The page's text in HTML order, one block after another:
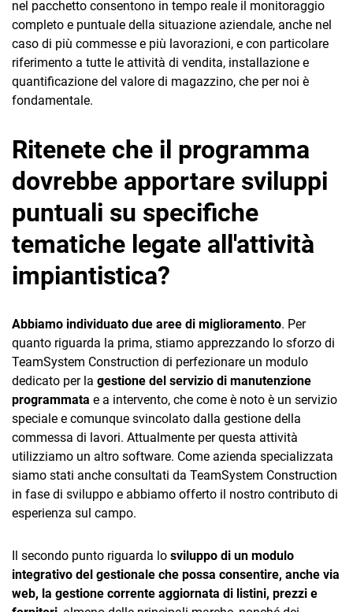
nel pacchetto consentono in tempo reale il monitoraggio
completo e puntuale della situazione aziendale, anche nel
caso di più commesse e più lavorazioni, e con particolare
riferimento a tutte le attività di vendita, installazione e
quantificazione del valore di magazzino, che per noi è
fondamentale.
Ritenete che il programma
dovrebbe apportare sviluppi
puntuali su specifiche
tematiche legate all'attività
impiantistica?
Abbiamo individuato due aree di miglioramento. Per
quanto riguarda la prima, stiamo apprezzando lo sforzo di
TeamSystem Construction di perfezionare un modulo
dedicato per la gestione del servizio di manutenzione
programmata e a intervento, che come è noto è un servizio
speciale e comunque svincolato dalla gestione della
commessa di lavori. Attualmente per questa attività
utilizziamo un altro software. Come azienda specializzata
siamo stati anche consultati da TeamSystem Construction
in fase di sviluppo e abbiamo offerto il nostro contributo di
esperienza sul campo.
Il secondo punto riguarda lo sviluppo di un modulo
integrativo del gestionale che possa consentire, anche via
web, la gestione corrente aggiornata di listini, prezzi e